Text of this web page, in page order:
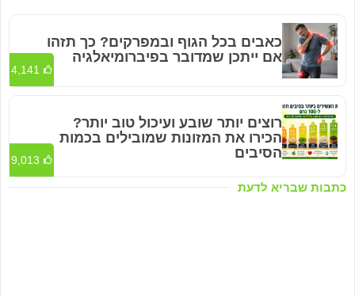
כתבות שבריא לדעת
כאבים בכל הגוף ובמפרקים? כך תזהו
אם ייתכן שמדובר בפיברומיאלגיה
4,141
רוצים יותר שובע ועיכול טוב יותר?
הכירו את המזונות שמובילים בכמות
הסיבים
9,013